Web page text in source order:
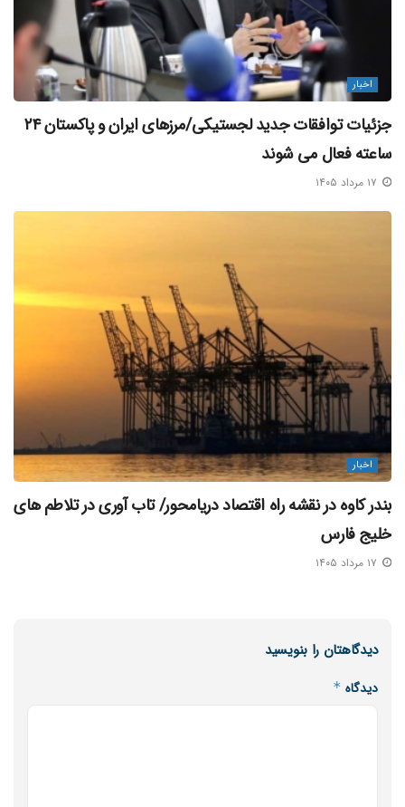
اخبار
جزئیات توافقات جدید لجستیکی/مرزهای ایران و پاکستان ۲۴
ساعته فعال می‌ شوند
اخبار
بندر کاوه در نقشه راه اقتصاد دریامحور/ تاب‌ آوری در تلاطم‌ های
خلیج فارس
دیدگاهتان را بنویسید
دیدگاه *